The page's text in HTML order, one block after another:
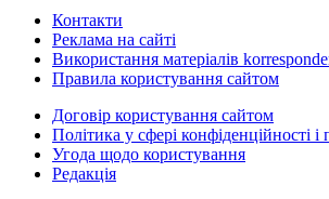
Контакти
Реклама на сайті
Використання матеріалів
Правила користування сайтом
Договір користування сайтом
Політика у сфері конфіденційності
Угода щодо користування
Редакція